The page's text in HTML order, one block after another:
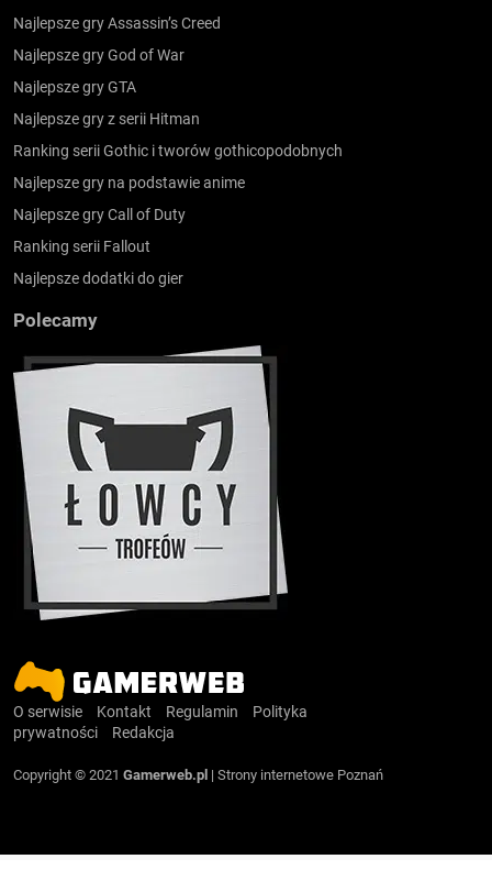
Najlepsze gry Assassin’s Creed
Najlepsze gry God of War
Najlepsze gry GTA
Najlepsze gry z serii Hitman
Ranking serii Gothic i tworów gothicopodobnych
Najlepsze gry na podstawie anime
Najlepsze gry Call of Duty
Ranking serii Fallout
Najlepsze dodatki do gier
Polecamy
O serwisie Kontakt Regulamin
Polityka
prywatności
Redakcja
Copyright © 2021 Gamerweb.pl | Strony internetowe Poznań